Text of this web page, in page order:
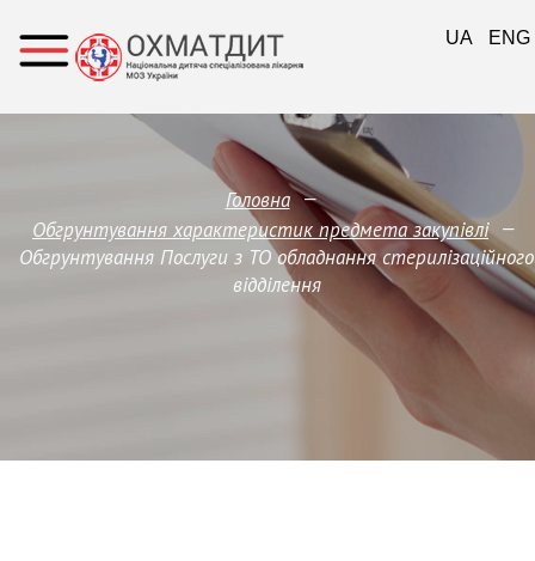
Головна —
Обгрунтування характеристик предмета закупівлi —
Обгрунтування Послуги з ТО обладнання стерилізаційного
відділення
UA ENG